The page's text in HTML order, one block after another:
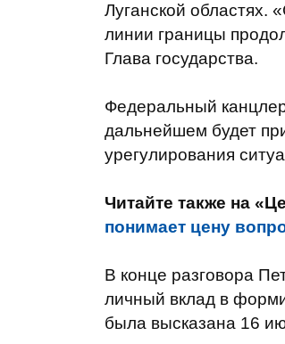
Луганской областях.
линии границы
Глава государства.
Федеральный
дальнейшем будет
урегулирования
Читайте также на
понимает цену
В конце разговора
личный вклад в
была высказана 16